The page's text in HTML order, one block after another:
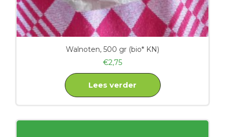
Walnoten, 500 gr (bio* KN)
€2,75
Lees verder